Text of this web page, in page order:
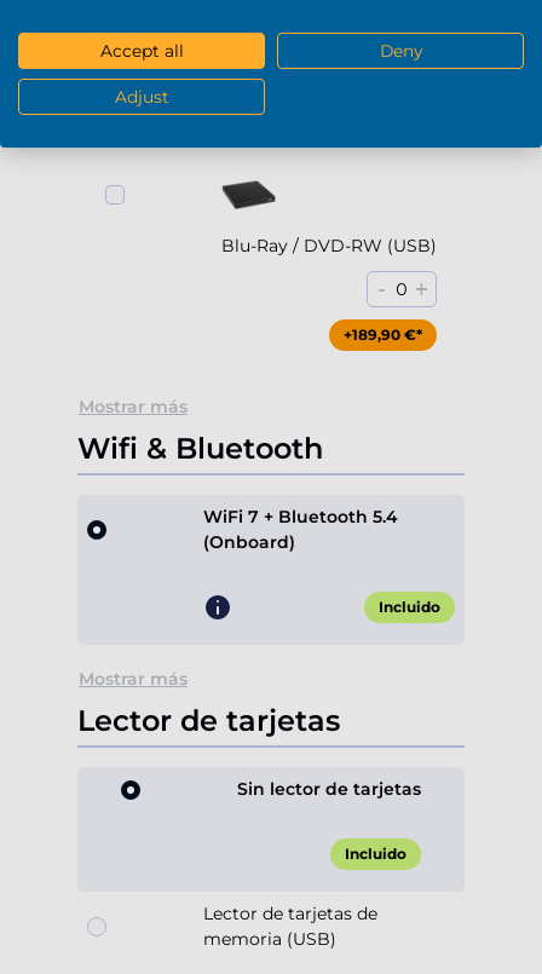
DVD-RW (USB)
- 0 +
Blu-Ray / DVD-RW (USB)
- 0 +
+189,90 €*
Mostrar más
Wifi & Bluetooth
WiFi 7 + Bluetooth 5.4
(Onboard)
Incluido
Mostrar más
Lector de tarjetas
Sin lector de tarjetas
Incluido
Lector de tarjetas de
memoria (USB)
Accept all Deny
Adjust